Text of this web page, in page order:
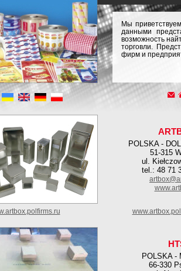
Мы
данными
возможность
торговли.
фирм и
POLSKA -
51-315
ul.
tel.: 48 71
POLSKA -
66-330